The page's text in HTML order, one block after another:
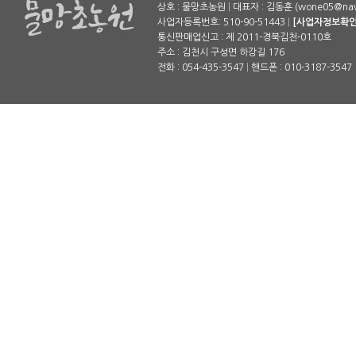
상호 : 물망초농원
대표자 : 김동훈
사업자등록번호: 510-90-51443
[사업자정보확
통신판매업신고 : 제 2011-경북김천-0110호
주소 : 김천시 구성면 하강길 176
전화 : 054-435-3547
핸드폰 : 010-3187-3547